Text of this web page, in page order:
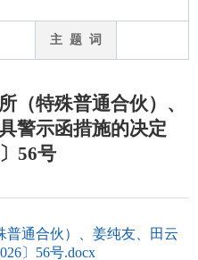
主 题 词
（特殊普通合伙）、
警示函措施的决定
56号
普通合伙）、姜纯友、田云
〕56号.docx